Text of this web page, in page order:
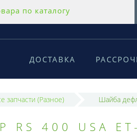
ДОСТАВКА
запчасти (Разное) Шайба
400 USA ET-